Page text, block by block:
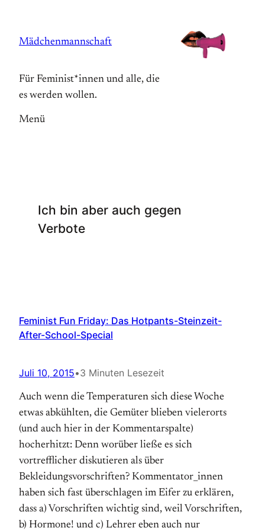
springen
Mädchenmannschaft
Für Feminist*innen und alle, die
es werden wollen.
Menü
Ich bin aber auch gegen
Verbote
Feminist Fun Friday: Das Hotpants-Steinzeit-
After-School-Special
Juli 10, 2015•3 Minuten Lesezeit
Auch wenn die Temperaturen sich diese Woche
etwas abkühlten, die Gemüter blieben vielerorts
(und auch hier in der Kommentarspalte)
hocherhitzt: Denn worüber ließe es sich
vortrefflicher diskutieren als über
Bekleidungsvorschriften? Kommentator_innen
haben sich fast überschlagen im Eifer zu erklären,
dass a) Vorschriften wichtig sind, weil Vorschriften,
b) Hormone! und c) Lehrer eben auch nur